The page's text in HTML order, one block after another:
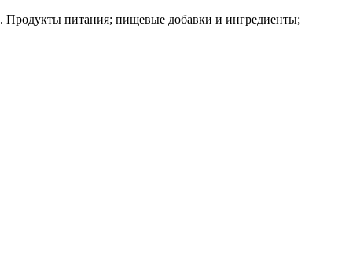
Продукты питания; пищевые добавки и ингредиенты;